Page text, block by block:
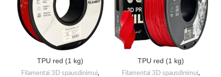
TPU red (1 kg)
Filamentai 3D spausdinimui,
TPU red (1 kg)
Filamentai 3D spausdinimui,